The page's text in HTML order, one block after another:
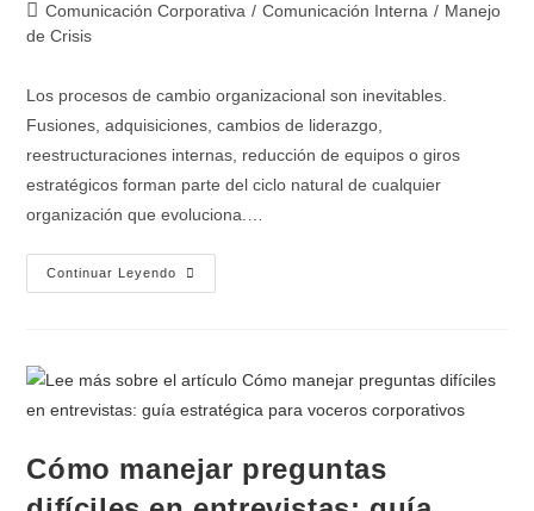
Comunicación Corporativa / Comunicación Interna / Manejo
de Crisis
Los procesos de cambio organizacional son inevitables.
Fusiones, adquisiciones, cambios de liderazgo,
reestructuraciones internas, reducción de equipos o giros
estratégicos forman parte del ciclo natural de cualquier
organización que evoluciona.…
Continuar Leyendo
Cómo manejar preguntas